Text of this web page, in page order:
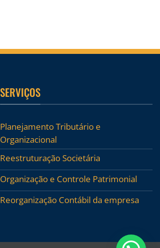
SERVIÇOS
Planejamento Tributário e
Organizacional
Reestruturação Societária
Organização e Controle Patrimonial
Reorganização Contábil da empresa